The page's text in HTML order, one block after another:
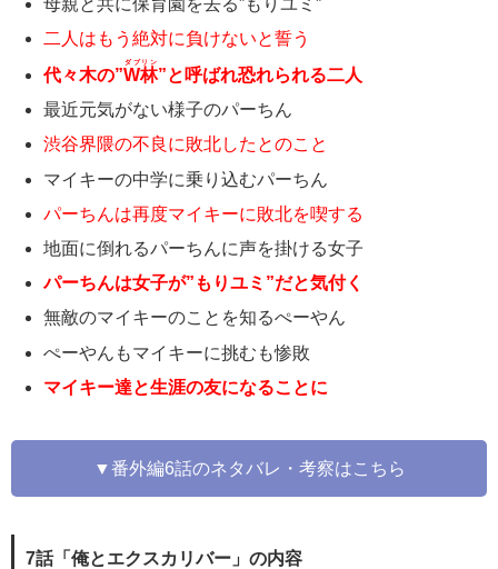
二人はもう絶対に負けないと誓う
代々木の”W林
ダブリン
”と呼ばれ恐れられる二人
最近元気がない様子のパーちん
渋谷界隈の不良に敗北したとのこと
マイキーの中学に乗り込むパーちん
パーちんは再度マイキーに敗北を喫する
地面に倒れるパーちんに声を掛ける女子
パーちんは女子が”もりユミ”だと気付く
無敵のマイキーのことを知るぺーやん
ぺーやんもマイキーに挑むも惨敗
マイキー達と生涯の友になることに
▼番外編6話のネタバレ・考察はこちら
7話「俺とエクスカリバー」の内容